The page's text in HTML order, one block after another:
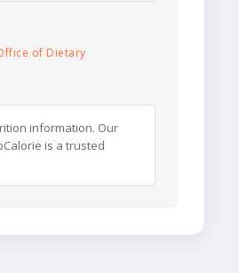
of Dietary
information. Our
is a trusted